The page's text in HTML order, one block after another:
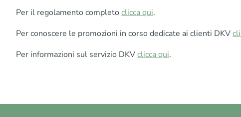
Per il regolamento completoclicca qui.
Per conoscere le promozioni in corso dedicate ai clienti DKV
Per informazioni sul servizio DKVclicca qui.